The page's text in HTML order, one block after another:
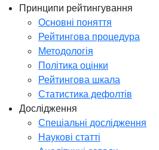
Принципи рейтингування
Основні поняття
Рейтингова процедура
Методологія
Політика оцінки
Рейтингова шкала
Статистика дефолтів
Дослідження
Спеціальні дослідження
Наукові статті